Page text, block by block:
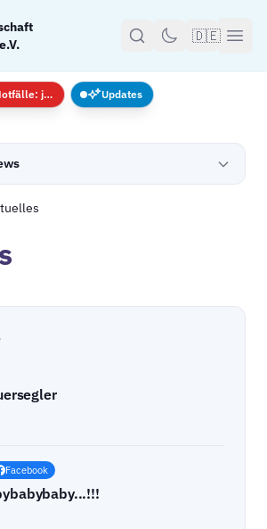
🇩🇪
Facebook
jederzeit · GS nur mit Anmeldug
Updates